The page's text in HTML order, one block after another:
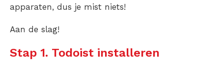
apparaten, dus je mist niets!
Aan de slag!
Stap 1. Todoist installeren